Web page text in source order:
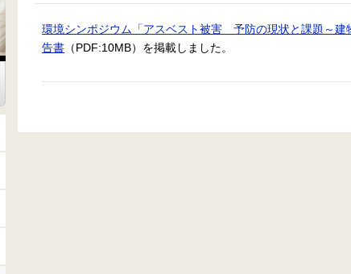
環境シンポジウム「アスベスト被害 予防の現状と課題～建
告書 （PDF:10MB）を掲載しました。